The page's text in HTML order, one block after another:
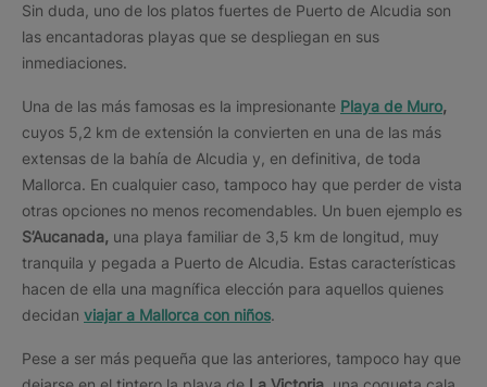
Sin duda, uno de los platos fuertes de Puerto de Alcudia son
las encantadoras playas que se despliegan en sus
inmediaciones.
Una de las más famosas es la impresionante Playa de Muro,
cuyos 5,2 km de extensión la convierten en una de las más
extensas de la bahía de Alcudia y, en definitiva, de toda
Mallorca. En cualquier caso, tampoco hay que perder de vista
otras opciones no menos recomendables. Un buen ejemplo es
S’Aucanada, una playa familiar de 3,5 km de longitud, muy
tranquila y pegada a Puerto de Alcudia. Estas características
hacen de ella una magnífica elección para aquellos quienes
decidan viajar a Mallorca con niños.
Pese a ser más pequeña que las anteriores, tampoco hay que